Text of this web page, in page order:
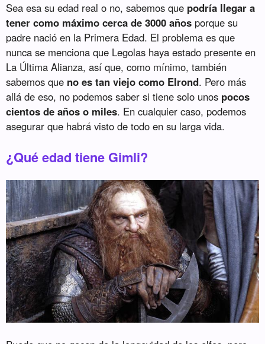
Sea esa su edad real o no, sabemos que podría llegar a
tener como máximo cerca de 3000 años porque su
padre nació en la Primera Edad. El problema es que
nunca se menciona que Legolas haya estado presente en
La Última Alianza, así que, como mínimo, también
sabemos que no es tan viejo como Elrond. Pero más
allá de eso, no podemos saber si tiene solo unos pocos
cientos de años o miles. En cualquier caso, podemos
asegurar que habrá visto de todo en su larga vida.
¿Qué edad tiene Gimli?